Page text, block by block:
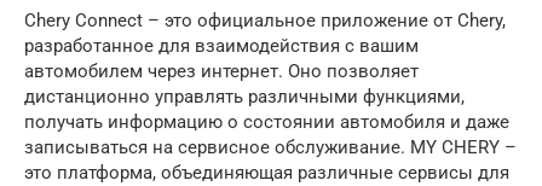
Chery Connect – это официальное приложение от Chery,
разработанное для взаимодействия с вашим
автомобилем через интернет. Оно позволяет
дистанционно управлять различными функциями,
получать информацию о состоянии автомобиля и даже
записываться на сервисное обслуживание. MY CHERY –
это платформа, объединяющая различные сервисы для